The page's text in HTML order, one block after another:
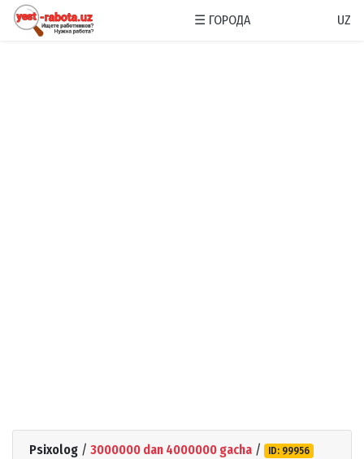
☰ ГОРОДА UZ
Psixolog / 3000000 dan 4000000 gacha / ID: 99956